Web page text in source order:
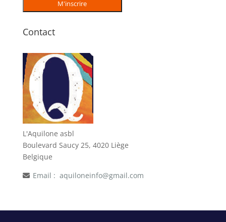
Contact
L'Aquilone asbl
Boulevard Saucy 25, 4020 Liège
Belgique
Email : aquiloneinfo@gmail.com